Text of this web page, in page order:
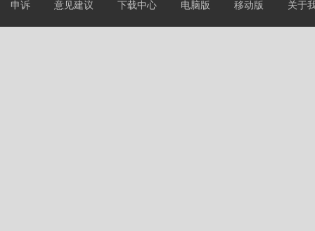
申诉 意见建议 下载中心 电脑版 移动版 关于